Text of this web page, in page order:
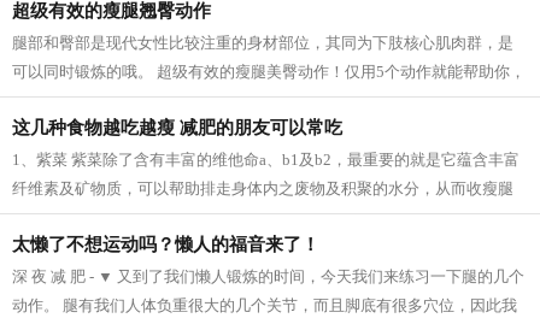
超级有效的瘦腿翘臀动作
腿部和臀部是现代女性比较注重的身材部位，其同为下肢核心肌肉群，是
可以同时锻炼的哦。 超级有效的瘦腿美臀动作！仅用5个动作就能帮助你，
瘦出性感美腿，同时还塑造紧致翘臀...
这几种食物越吃越瘦 减肥的朋友可以常吃
1、紫菜 紫菜除了含有丰富的维他命a、b1及b2，最重要的就是它蕴含丰富
纤维素及矿物质，可以帮助排走身体内之废物及积聚的水分，从而收瘦腿
之效。 2、芝麻 芝麻它的亚麻仁油酸可以...
太懒了不想运动吗？懒人的福音来了！
深 夜 减 肥 - ▼ 又到了我们懒人锻炼的时间，今天我们来练习一下腿的几个
动作。 腿有我们人体负重很大的几个关节，而且脚底有很多穴位，因此我